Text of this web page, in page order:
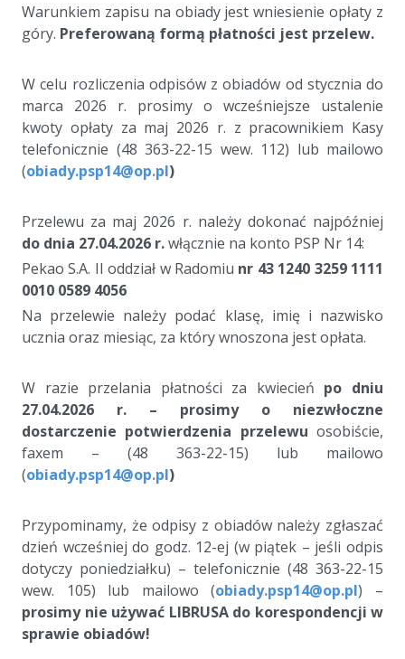
Warunkiem zapisu na obiady jest wniesienie opłaty z
góry. Preferowaną formą płatności jest przelew.
W celu rozliczenia odpisów z obiadów od stycznia do
marca 2026 r. prosimy o wcześniejsze ustalenie
kwoty opłaty za maj 2026 r. z pracownikiem Kasy
telefonicznie (48 363-22-15 wew. 112) lub mailowo
(obiady.psp14@op.pl)
Przelewu za maj 2026 r. należy dokonać najpóźniej
do dnia 27.04.2026 r.włącznie na konto PSP Nr 14:
Pekao S.A. II oddział w Radomiu nr 43 1240 3259 1111
0010 0589 4056
Na przelewie należy podać klasę, imię i nazwisko
ucznia oraz miesiąc, za który wnoszona jest opłata.
W razie przelania płatności za kwiecień po dniu
27.04.2026 r. – prosimy o niezwłoczne
dostarczenie potwierdzenia przelewu osobiście,
faxem – (48 363-22-15) lub mailowo
(obiady.psp14@op.pl)
Przypominamy, że odpisy z obiadów należy zgłaszać
dzień wcześniej do godz. 12-ej (w piątek – jeśli odpis
dotyczy poniedziałku) – telefonicznie (48 363-22-15
wew. 105) lub mailowo (obiady.psp14@op.pl) –
prosimy nie używać LIBRUSA do korespondencji w
sprawie obiadów!